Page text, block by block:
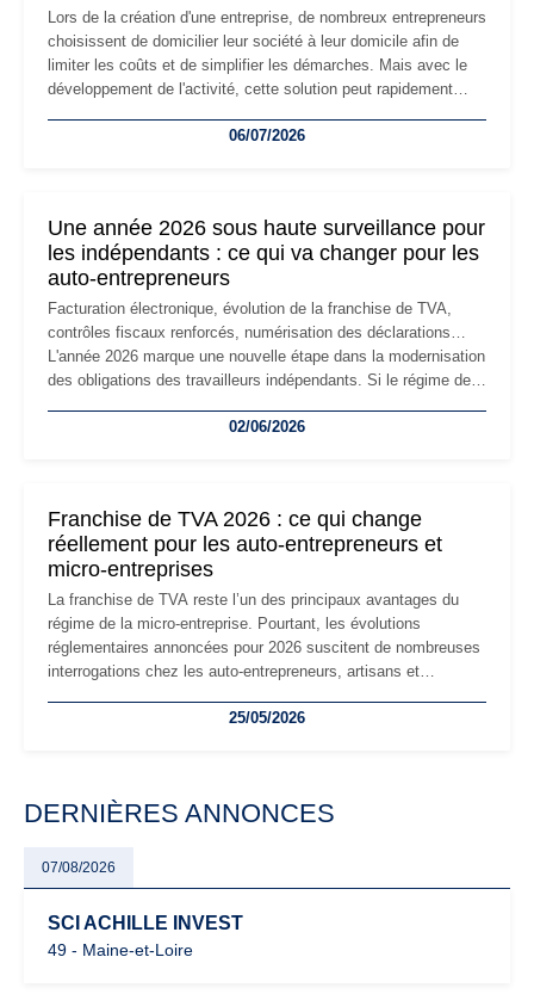
Lors de la création d'une entreprise, de nombreux entrepreneurs
choisissent de domicilier leur société à leur domicile afin de
limiter les coûts et de simplifier les démarches. Mais avec le
développement de l'activité, cette solution peut rapidement
professionnels, recrutement, image de marque… Le
06/07/2026
Une année 2026 sous haute surveillance pour
les indépendants : ce qui va changer pour les
auto-entrepreneurs
Facturation électronique, évolution de la franchise de TVA,
contrôles fiscaux renforcés, numérisation des déclarations…
L'année 2026 marque une nouvelle étape dans la modernisation
des obligations des travailleurs indépendants. Si le régime de
les auto-entrepreneurs devront s'adapter à un environnement
02/06/2026
Franchise de TVA 2026 : ce qui change
réellement pour les auto-entrepreneurs et
micro-entreprises
La franchise de TVA reste l’un des principaux avantages du
régime de la micro-entreprise. Pourtant, les évolutions
réglementaires annoncées pour 2026 suscitent de nombreuses
interrogations chez les auto-entrepreneurs, artisans et
facturation ou risque de bascule vers la TVA : les règles
25/05/2026
DERNIÈRES ANNONCES
07/08/2026
SCI ACHILLE INVEST
49 - Maine-et-Loire